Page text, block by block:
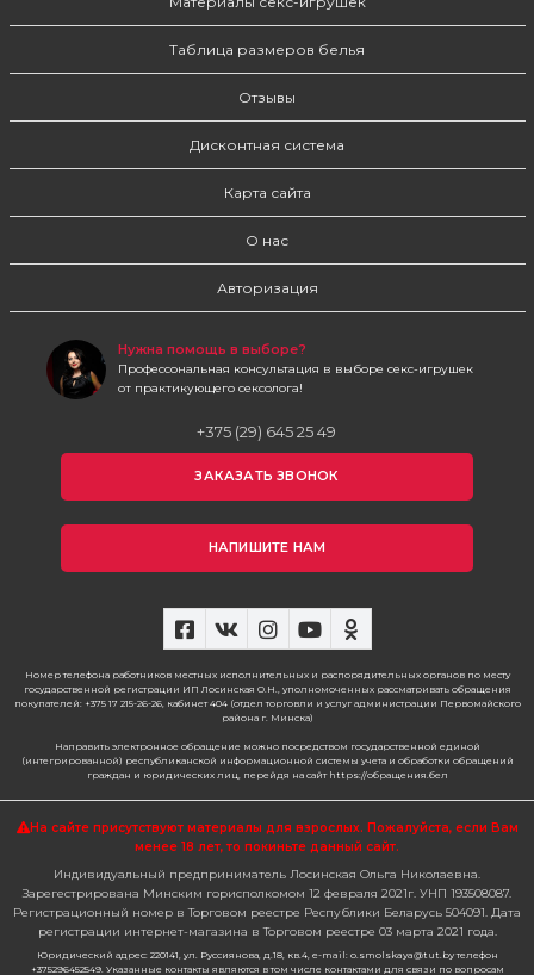
Таблица размеров белья
Отзывы
Дисконтная система
Карта сайта
О нас
Авторизация
Нужна помощь в выборе?
Профессональная консультация в выборе секс-игрушек
от практикующего сексолога!
+375 (29) 645 25 49
ЗАКАЗАТЬ ЗВОНОК
НАПИШИТЕ НАМ
Номер телефона работников местных исполнительных и распорядительных органов по месту
государственной регистрации ИП Лосинская О.Н., уполномоченных рассматривать обращения
покупателей: +375 17 215-26-26, кабинет 404 (отдел торговли и услуг администрации Первомайского
района г. Минска)
Направить электронное обращение можно посредством государственной единой
(интегрированной) республиканской информационной системы учета и обработки обращений
граждан и юридических лиц, перейдя на сайт https://обращения.бел
На сайте присутствуют материалы для взрослых. Пожалуйста, если Вам
менее 18 лет, то покиньте данный сайт.
Индивидуальный предприниматель Лосинская Ольга Николаевна.
Зарегестрирована Минским горисполкомом 12 февраля 2021г. УНП 193508087.
Регистрационный номер в Торговом реестре Республики Беларусь 504091. Дата
регистрации интернет-магазина в Торговом реестре 03 марта 2021 года.
Юридический адрес: 220141, ул. Руссиянова, д.18, кв.4, e-mail: o.smolskaya@tut.by телефон
+375296452549. Указанные контакты являются в том числе контактами для связи по вопросам